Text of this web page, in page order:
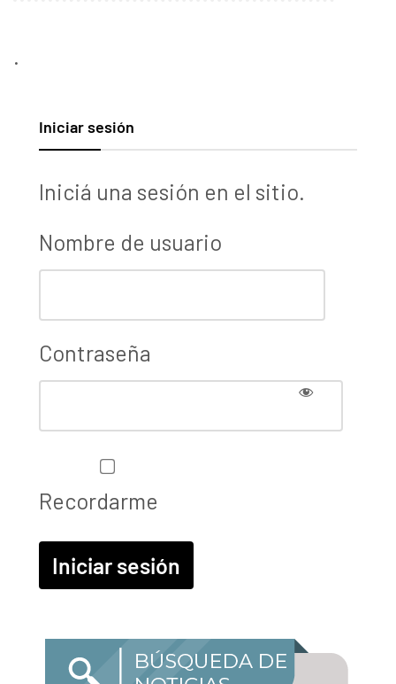
.
Iniciar sesión
Iniciá una sesión en el sitio.
Nombre de usuario
Contraseña
Recordarme